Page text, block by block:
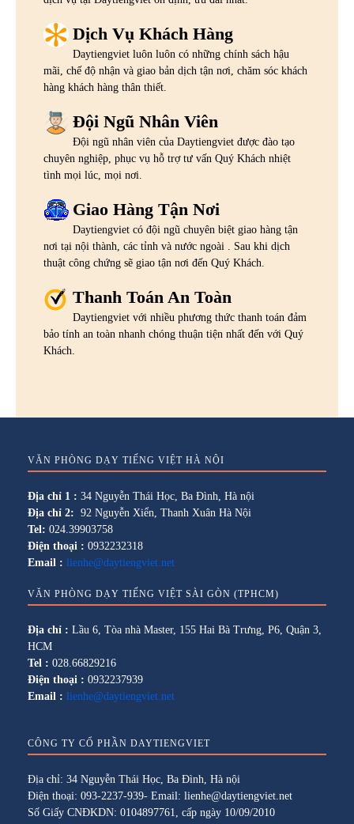
Dịch Vụ Khách Hàng
Daytiengviet luôn luôn có những chính sách hậu
mãi, chế độ nhận và giao bản dịch tận nơi, chăm sóc khách
hàng khách hàng thân thiết.
Đội Ngũ Nhân Viên
Đội ngũ nhân viên của Daytiengviet được đào tạo
chuyên nghiệp, phục vụ hỗ trợ tư vấn Quý Khách nhiệt
tình mọi lúc, mọi nơi.
Giao Hàng Tận Nơi
Daytiengviet có đội ngũ chuyên biệt giao hàng tận
nơi tại nội thành, các tỉnh và nước ngoài . Sau khi dịch
thuật công chứng sẽ giao tận nơi đến Quý Khách.
Thanh Toán An Toàn
Daytiengviet với nhiều phương thức thanh toán đảm
bảo tính an toàn nhanh chóng thuận tiện nhất đến với Quý
Khách.
VĂN PHÒNG DẠY TIẾNG VIỆT HÀ NỘI
Địa chỉ 1 : 34 Nguyễn Thái Học, Ba Đình, Hà nội
Địa chỉ 2: 92 Nguyễn Xiển, Thanh Xuân Hà Nội
Tel: 024.39903758
Điện thoại : 0932232318
Email : lienhe@daytiengviet.net
VĂN PHÒNG DẠY TIẾNG VIỆT SÀI GÒN (TPHCM)
Địa chỉ : Lầu 6, Tòa nhà Master, 155 Hai Bà Trưng, P6, Quận 3,
HCM
Tel : 028.66829216
Điện thoại : 0932237939
Email : lienhe@daytiengviet.net
CÔNG TY CỔ PHẦN DAYTIENGVIET
Địa chỉ: 34 Nguyễn Thái Học, Ba Đình, Hà nội
Điện thoại: 093-2237-939- Email: lienhe@daytiengviet.net
Số Giấy CNĐKDN: 0104897761, cấp ngày 10/09/2010